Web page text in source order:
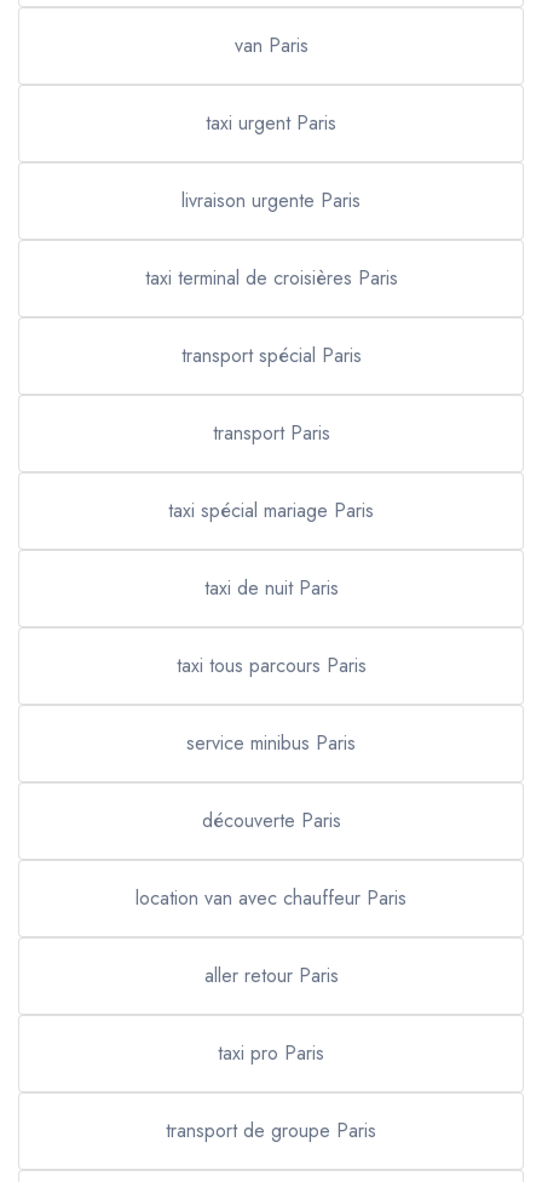
van Paris
taxi urgent Paris
livraison urgente Paris
taxi terminal de croisières Paris
transport spécial Paris
transport Paris
taxi spécial mariage Paris
taxi de nuit Paris
taxi tous parcours Paris
service minibus Paris
découverte Paris
location van avec chauffeur Paris
aller retour Paris
taxi pro Paris
transport de groupe Paris